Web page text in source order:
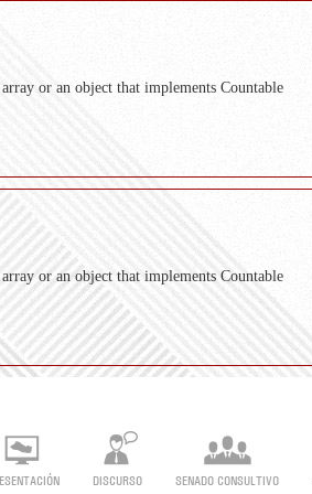
or an object that implements Countable
or an object that implements Countable
DISCURSO SENADO CONSULTIVO